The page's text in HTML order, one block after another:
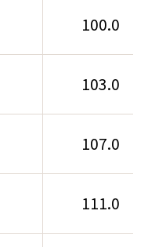
100.0
103.0
107.0
111.0